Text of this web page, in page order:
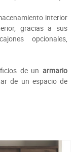
interior
gracias a sus
opcionales,
de un armario
de un espacio de